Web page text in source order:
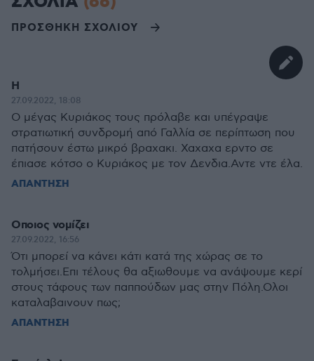
ΠΡΟΣΘΗΚΗ ΣΧΟΛΙΟΥ
Η
27.09.2022, 18:08
Ο μέγας Κυριάκος τους πρόλαβε και υπέγραψε
στρατιωτική συνδρομή από Γαλλία σε περίπτωση που
πατήσουν έστω μικρό βραχακι. Χαχαχα ερντο σε
έπιασε κότσο ο Κυριάκος με τον Δενδια.Αντε ντε έλα.
ΑΠΑΝΤΗΣΗ
Οποιος νομίζει
27.09.2022, 16:56
Ότι μπορεί να κάνει κάτι κατά της χώρας σε το
τολμήσει.Επι τέλους θα αξιωθουμε να ανάψουμε κερί
στους τάφους των παππούδων μας στην Πόλη.Ολοι
καταλαβαινουν πως;
ΑΠΑΝΤΗΣΗ